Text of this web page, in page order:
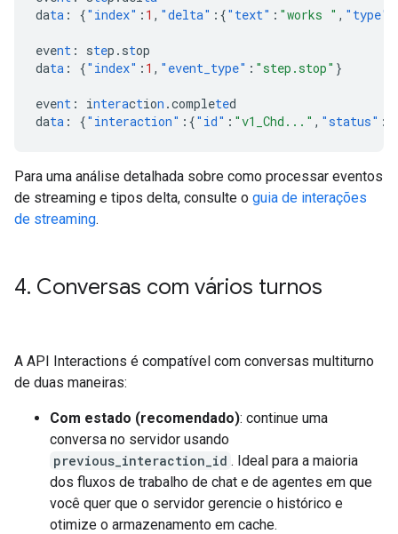
data : {"index" : 1 , "delta" :{"text" : "works " , "type"
event : step.stop
data : {"index" : 1 , "event_type" : "step.stop" }
event : interaction .completed
data : {"interaction" :{"id" : "v1_Chd..." , "status" :
Para uma análise detalhada sobre como processar eventos
de streaming e tipos delta, consulte o guia de interações
de streaming.
4. Conversas com vários turnos
A API Interactions é compatível com conversas multiturno
de duas maneiras:
Com estado (recomendado): continue uma
conversa no servidor usando
previous_interaction_id . Ideal para a maioria
dos fluxos de trabalho de chat e de agentes em que
você quer que o servidor gerencie o histórico e
otimize o armazenamento em cache.